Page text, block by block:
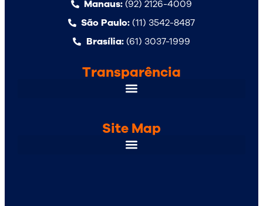
Site Map
Transparência
Manaus:(92) 2126-4009
São Paulo:(11) 3542-8487
Brasília:(61) 3037-1999